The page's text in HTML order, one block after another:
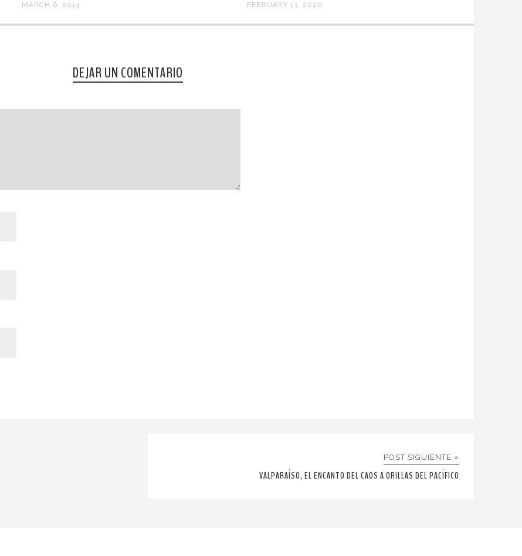
MARCH 6, 2013 FEBRUARY 13, 2020
DEJAR UN COMENTARIO
POST SIGUIENTE »
VALPARAÍSO, EL ENCANTO DEL CAOS A ORILLAS DEL PACÍFICO